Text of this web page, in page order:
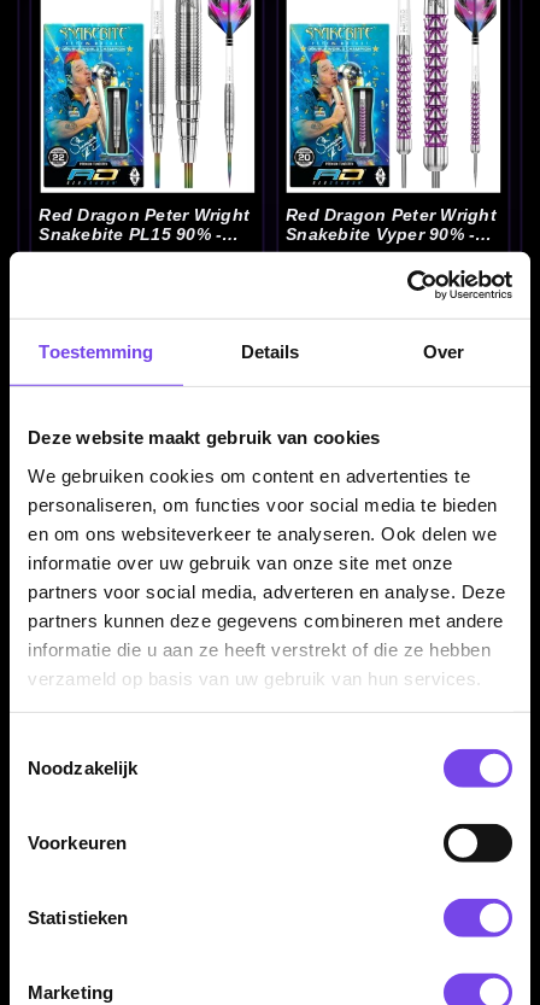
Toestemming Details Over
Deze website maakt gebruik van cookies
We gebruiken cookies om content en advertenties te
personaliseren, om functies voor social media te bieden
en om ons websiteverkeer te analyseren. Ook delen we
informatie over uw gebruik van onze site met onze
partners voor social media, adverteren en analyse. Deze
partners kunnen deze gegevens combineren met andere
informatie die u aan ze heeft verstrekt of die ze hebben
verzameld op basis van uw gebruik van hun services.
Noodzakelijk
Voorkeuren
Statistieken
Marketing
Red Dragon Peter Wright
Snakebite PL15 90% -
Dartpijlen
Red Dragon Peter Wright
Snakebite Vyper 90% -
Dartpijlen
Red Dragon Peter Wright
Supa Venom 90% -
€ 135.00
Red Dragon Phantom
90% - Dartpijlen
€ 64.95
€ 47.00